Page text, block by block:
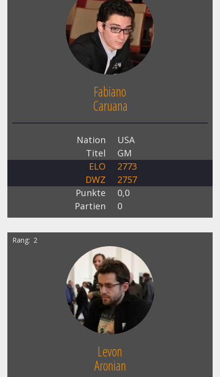
Fabiano
Caruana
Nation
USA
Titel
GM
ELO
2773
DWZ
2757
Punkte
0,0
Partien
0
Rang 2
Levon
Aronian